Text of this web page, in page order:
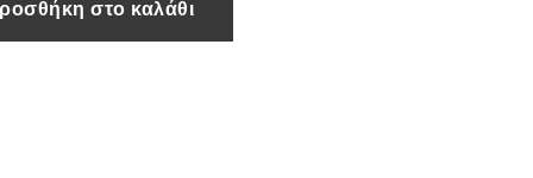
στο καλάθι